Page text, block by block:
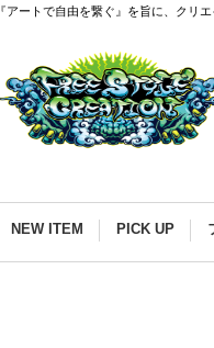
『アートで自由を繋ぐ』を旨に、クリ
NEW ITEM PICK UP